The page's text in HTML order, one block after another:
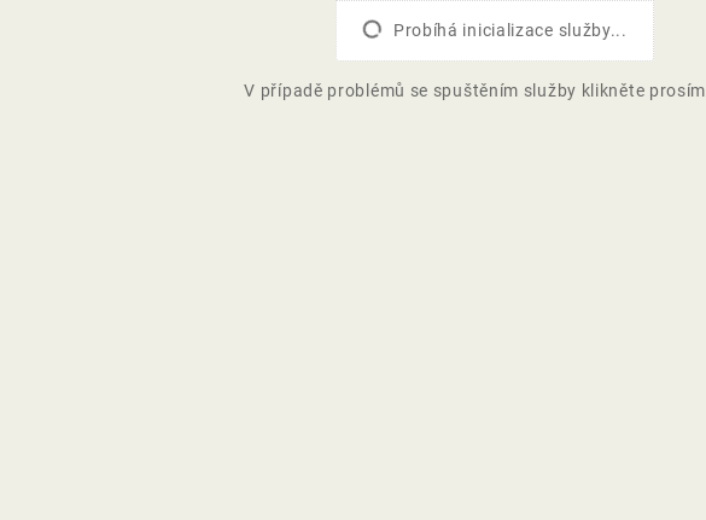
Probíhá inicializace služby...
V případě problémů se spuštěním služby klikněte prosím